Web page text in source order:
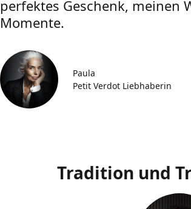
perfektes Geschenk, meinen
Momente.
Paula
Petit Verdot Liebhaberin
Tradition und